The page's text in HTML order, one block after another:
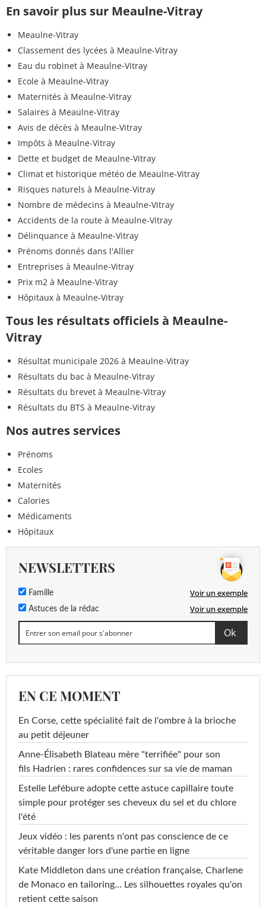
En savoir plus sur Meaulne-Vitray
Meaulne-Vitray
Classement des lycées à Meaulne-Vitray
Eau du robinet à Meaulne-Vitray
Ecole à Meaulne-Vitray
Maternités à Meaulne-Vitray
Salaires à Meaulne-Vitray
Avis de décès à Meaulne-Vitray
Impôts à Meaulne-Vitray
Dette et budget de Meaulne-Vitray
Climat et historique météo de Meaulne-Vitray
Risques naturels à Meaulne-Vitray
Nombre de médecins à Meaulne-Vitray
Accidents de la route à Meaulne-Vitray
Délinquance à Meaulne-Vitray
Prénoms donnés dans l'Allier
Entreprises à Meaulne-Vitray
Prix m2 à Meaulne-Vitray
Hôpitaux à Meaulne-Vitray
Tous les résultats officiels à Meaulne-
Vitray
Résultat municipale 2026 à Meaulne-Vitray
Résultats du bac à Meaulne-Vitray
Résultats du brevet à Meaulne-Vitray
Résultats du BTS à Meaulne-Vitray
Nos autres services
Prénoms
Ecoles
Maternités
Calories
Médicaments
Hôpitaux
NEWSLETTERS
Famille Voir un exemple
Astuces de la rédac Voir un exemple
EN CE MOMENT
En Corse, cette spécialité fait de l'ombre à la brioche
au petit déjeuner
Anne-Élisabeth Blateau mère "terrifiée" pour son
fils Hadrien : rares confidences sur sa vie de maman
Estelle Lefébure adopte cette astuce capillaire toute
simple pour protéger ses cheveux du sel et du chlore
l'été
Jeux vidéo : les parents n'ont pas conscience de ce
véritable danger lors d'une partie en ligne
Kate Middleton dans une création française, Charlene
de Monaco en tailoring… Les silhouettes royales qu'on
retient cette saison